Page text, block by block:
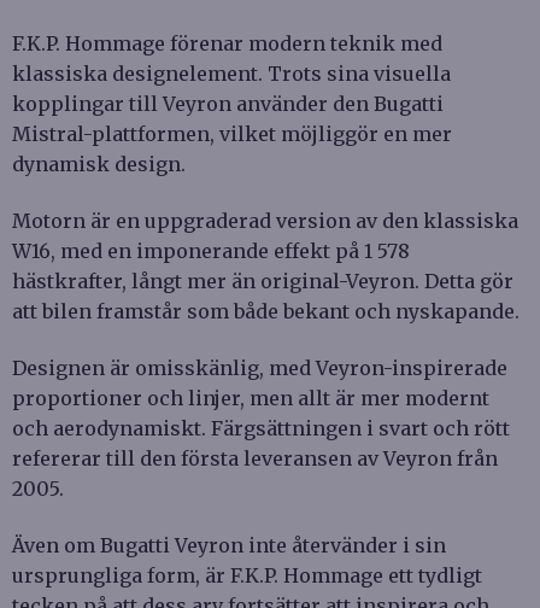
F.K.P. Hommage förenar modern teknik med
klassiska designelement. Trots sina visuella
kopplingar till Veyron använder den Bugatti
Mistral-plattformen, vilket möjliggör en mer
dynamisk design.
Motorn är en uppgraderad version av den klassiska
W16, med en imponerande effekt på 1 578
hästkrafter, långt mer än original-Veyron. Detta gör
att bilen framstår som både bekant och nyskapande.
Designen är omisskänlig, med Veyron-inspirerade
proportioner och linjer, men allt är mer modernt
och aerodynamiskt. Färgsättningen i svart och rött
refererar till den första leveransen av Veyron från
2005.
Även om Bugatti Veyron inte återvänder i sin
ursprungliga form, är F.K.P. Hommage ett tydligt